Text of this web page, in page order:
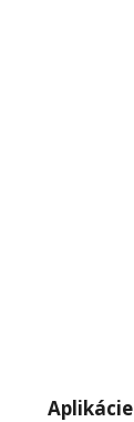
Aplikácie